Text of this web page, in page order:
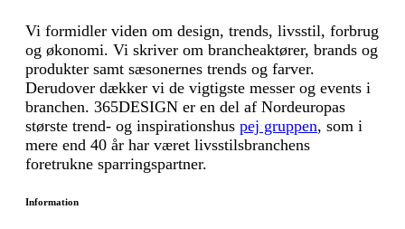
Vi formidler viden om design, trends, livsstil, forbrug
og økonomi. Vi skriver om brancheaktører, brands og
produkter samt sæsonernes trends og farver.
Derudover dækker vi de vigtigste messer og events i
branchen. 365DESIGN er en del af Nordeuropas
største trend- og inspirationshus pej gruppen, som i
mere end 40 år har været livsstilsbranchens
foretrukne sparringspartner.
Information